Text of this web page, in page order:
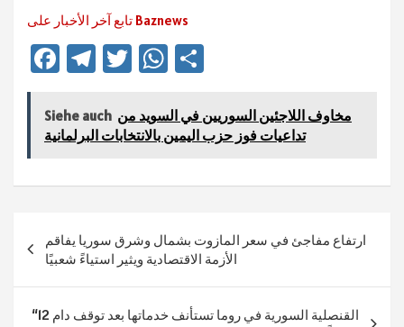
تابع آخر الأخبار على Baznews
Fa
b
o
Te
gr
a
T
tt
er
W
at
sA
n
Siehe auch مخاوف اللاجئين السوريين في السويد من
تداعيات فوز حزب اليمين بالانتخابات البرلمانية
ارتفاع مفاجئ في سعر المازوت بشمال وشرق سوريا يفاقم
الأزمة الاقتصادية ويثير استياءً شعبيًا
“القنصلية السورية في روما تستأنف خدماتها بعد توقف دام 12